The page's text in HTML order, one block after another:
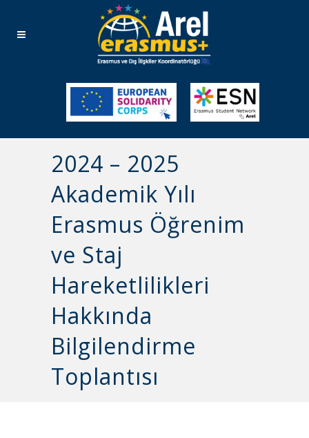
2024 – 2025
Akademik Yılı
Erasmus Öğrenim
ve Staj
Hareketlilikleri
Hakkında
Bilgilendirme
Toplantısı